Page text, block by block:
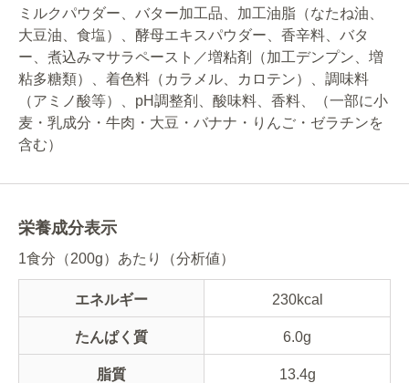
ミルクパウダー、バター加工品、加工油脂（なたね油、
大豆油、食塩）、酵母エキスパウダー、香辛料、バタ
ー、煮込みマサラペースト／増粘剤（加工デンプン、増
粘多糖類）、着色料（カラメル、カロテン）、調味料
（アミノ酸等）、pH調整剤、酸味料、香料、（一部に小
麦・乳成分・牛肉・大豆・バナナ・りんご・ゼラチンを
含む）
栄養成分表示
1食分（200g）あたり（分析値）
エネルギー 230kcal
たんぱく質 6.0g
脂質 13.4g